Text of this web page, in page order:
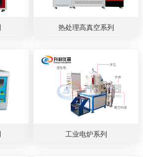
热处理高真空系列
工业电炉系列